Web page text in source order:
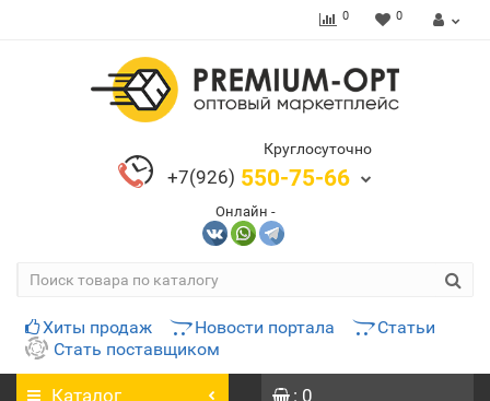
0 0
Круглосуточно
+7(926) 550-75-66
Онлайн -
Хиты продаж Новости портала
Статьи
Стать поставщиком
Каталог : 0